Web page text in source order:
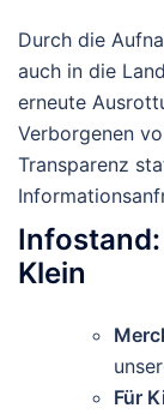
Durch die
auch in die
erneute
Verborgenen
Transparenz
Klein
Für